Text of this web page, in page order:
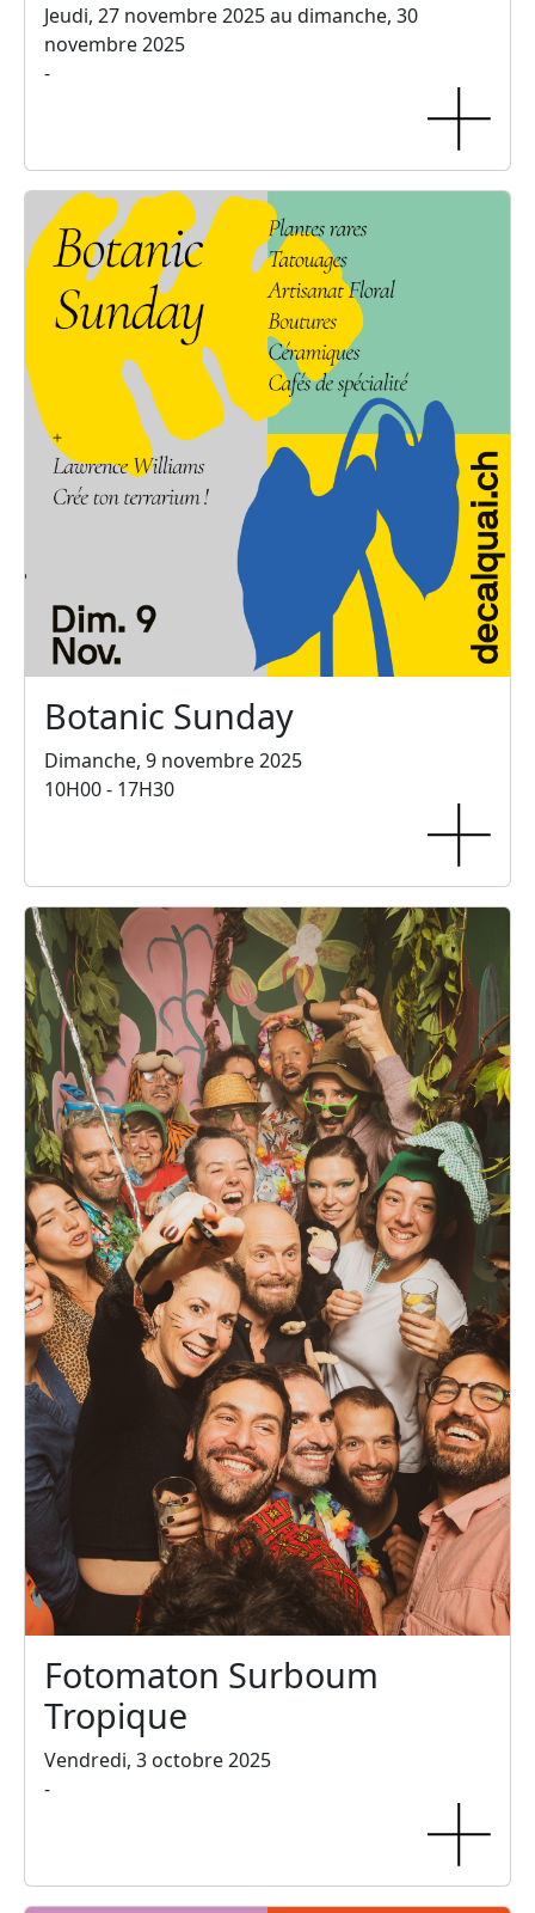
Jeudi, 27 novembre 2025 au dimanche, 30
novembre 2025
-
Botanic Sunday
Dimanche, 9 novembre 2025
10H00 - 17H30
Fotomaton Surboum
Tropique
Vendredi, 3 octobre 2025
-